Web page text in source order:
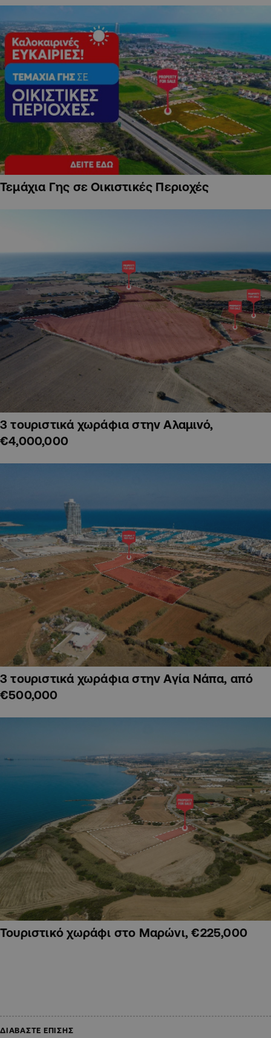
Τεμάχια Γης σε Οικιστικές Περιοχές
3 τουριστικά χωράφια στην Αλαμινό,
€4,000,000
3 τουριστικά χωράφια στην Αγία Νάπα, από
€500,000
Τουριστικό χωράφι στο Μαρώνι, €225,000
ΔΙΑΒΑΣΤΕ ΕΠΙΣΗΣ